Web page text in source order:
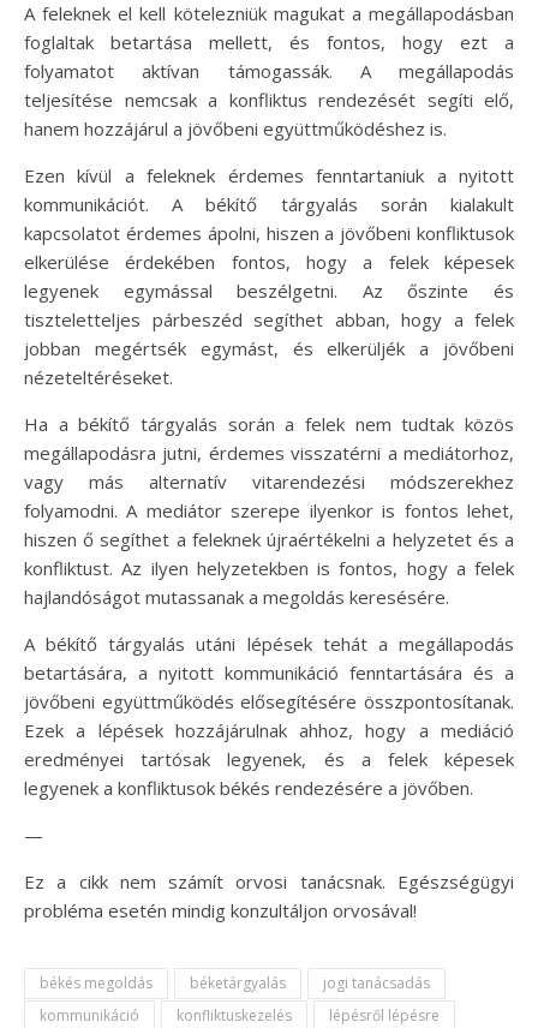
A feleknek el kell kötelezniük magukat a megállapodásban
foglaltak betartása mellett, és fontos, hogy ezt a
folyamatot aktívan támogassák. A megállapodás
teljesítése nemcsak a konfliktus rendezését segíti elő,
hanem hozzájárul a jövőbeni együttműködéshez is.
Ezen kívül a feleknek érdemes fenntartaniuk a nyitott
kommunikációt. A békítő tárgyalás során kialakult
kapcsolatot érdemes ápolni, hiszen a jövőbeni konfliktusok
elkerülése érdekében fontos, hogy a felek képesek
legyenek egymással beszélgetni. Az őszinte és
tiszteletteljes párbeszéd segíthet abban, hogy a felek
jobban megértsék egymást, és elkerüljék a jövőbeni
nézeteltéréseket.
Ha a békítő tárgyalás során a felek nem tudtak közös
megállapodásra jutni, érdemes visszatérni a mediátorhoz,
vagy más alternatív vitarendezési módszerekhez
folyamodni. A mediátor szerepe ilyenkor is fontos lehet,
hiszen ő segíthet a feleknek újraértékelni a helyzetet és a
konfliktust. Az ilyen helyzetekben is fontos, hogy a felek
hajlandóságot mutassanak a megoldás keresésére.
A békítő tárgyalás utáni lépések tehát a megállapodás
betartására, a nyitott kommunikáció fenntartására és a
jövőbeni együttműködés elősegítésére összpontosítanak.
Ezek a lépések hozzájárulnak ahhoz, hogy a mediáció
eredményei tartósak legyenek, és a felek képesek
legyenek a konfliktusok békés rendezésére a jövőben.
—
Ez a cikk nem számít orvosi tanácsnak. Egészségügyi
probléma esetén mindig konzultáljon orvosával!
békés megoldás béketárgyalás
jogi tanácsadás
kommunikáció
konfliktuskezelés lépésről lépésre